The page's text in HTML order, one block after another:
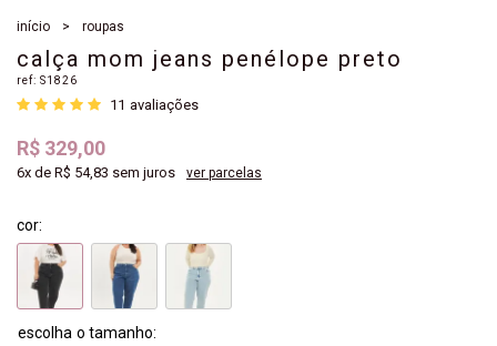
início roupas
calça mom jeans penélope preto
ref: S1826
11 avaliações
R$ 329,00
6x de R$ 54,83 sem juros ver parcelas
cor: